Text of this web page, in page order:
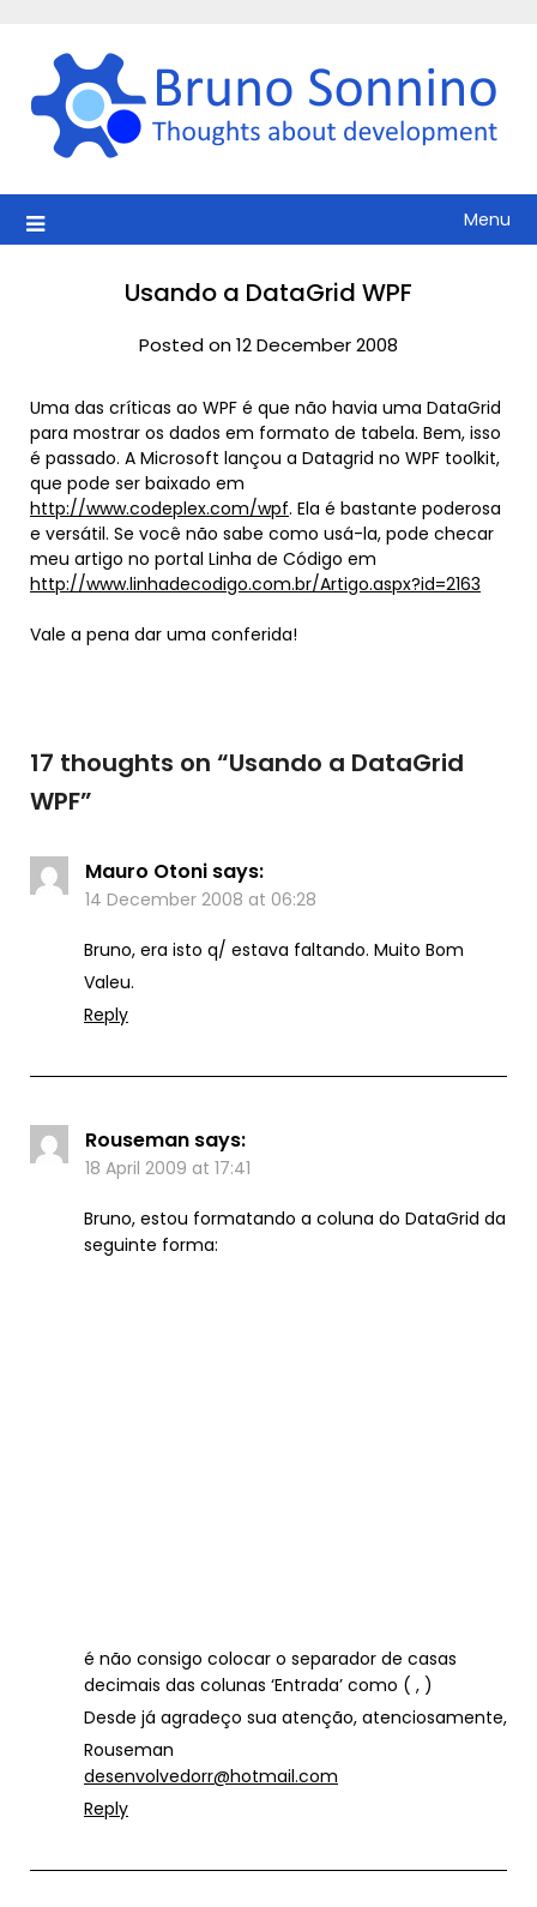
content
Menu
Usando a DataGrid WPF
Posted on 12 December 2008
Uma das críticas ao WPF é que não havia uma DataGrid
para mostrar os dados em formato de tabela. Bem, isso
é passado. A Microsoft lançou a Datagrid no WPF toolkit,
que pode ser baixado em
http://www.codeplex.com/wpf. Ela é bastante poderosa
e versátil. Se você não sabe como usá-la, pode checar
meu artigo no portal Linha de Código em
http://www.linhadecodigo.com.br/Artigo.aspx?id=2163
Vale a pena dar uma conferida!
17 thoughts on “Usando a DataGrid
WPF”
Mauro Otoni says:
14 December 2008 at 06:28
Bruno, era isto q/ estava faltando. Muito Bom
Valeu.
Reply
Rouseman says:
18 April 2009 at 17:41
Bruno, estou formatando a coluna do DataGrid da
seguinte forma:
é não consigo colocar o separador de casas
decimais das colunas ‘Entrada’ como ( , )
Desde já agradeço sua atenção, atenciosamente,
Rouseman
desenvolvedorr@hotmail.com
Reply